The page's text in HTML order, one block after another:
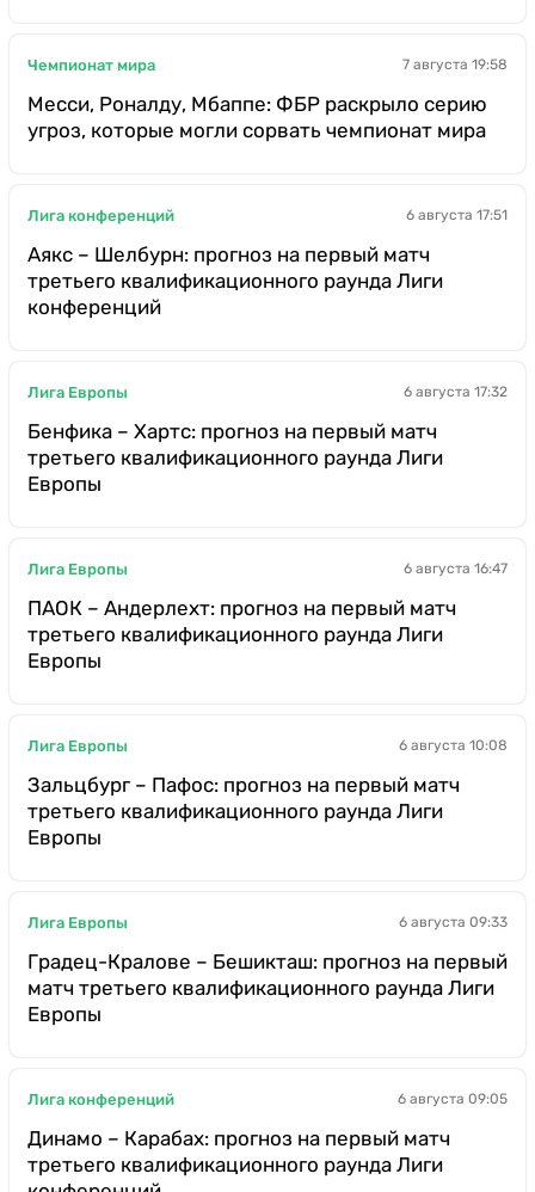
Чемпионат мира 7 августа 19:58
Месси, Роналду, Мбаппе: ФБР раскрыло серию
угроз, которые могли сорвать чемпионат мира
Лига конференций 6 августа 17:51
Аякс – Шелбурн: прогноз на первый матч
третьего квалификационного раунда Лиги
конференций
Лига Европы 6 августа 17:32
Бенфика – Хартс: прогноз на первый матч
третьего квалификационного раунда Лиги
Европы
Лига Европы 6 августа 16:47
ПАОК – Андерлехт: прогноз на первый матч
третьего квалификационного раунда Лиги
Европы
Лига Европы 6 августа 10:08
Зальцбург – Пафос: прогноз на первый матч
третьего квалификационного раунда Лиги
Европы
Лига Европы 6 августа 09:33
Градец-Кралове – Бешикташ: прогноз на первый
матч третьего квалификационного раунда Лиги
Европы
Лига конференций 6 августа 09:05
Динамо – Карабах: прогноз на первый матч
третьего квалификационного раунда Лиги